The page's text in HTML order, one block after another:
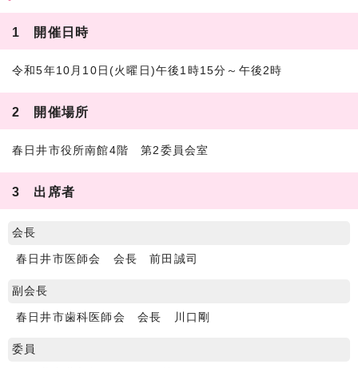
1 開催日時
令和5年10月10日(火曜日)午後1時15分～午後2時
2 開催場所
春日井市役所南館4階 第2委員会室
3 出席者
会長
春日井市医師会 会長 前田誠司
副会長
春日井市歯科医師会 会長 川口剛
委員